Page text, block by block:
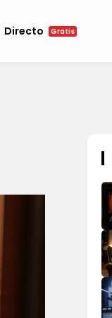
Directo Gratis